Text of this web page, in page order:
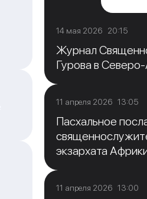
14 мая 2026 20:15
Журнал
Гурова в
11 апреля 2026 13:05
Пасхальное
экзархата
11 апреля 2026 13:00